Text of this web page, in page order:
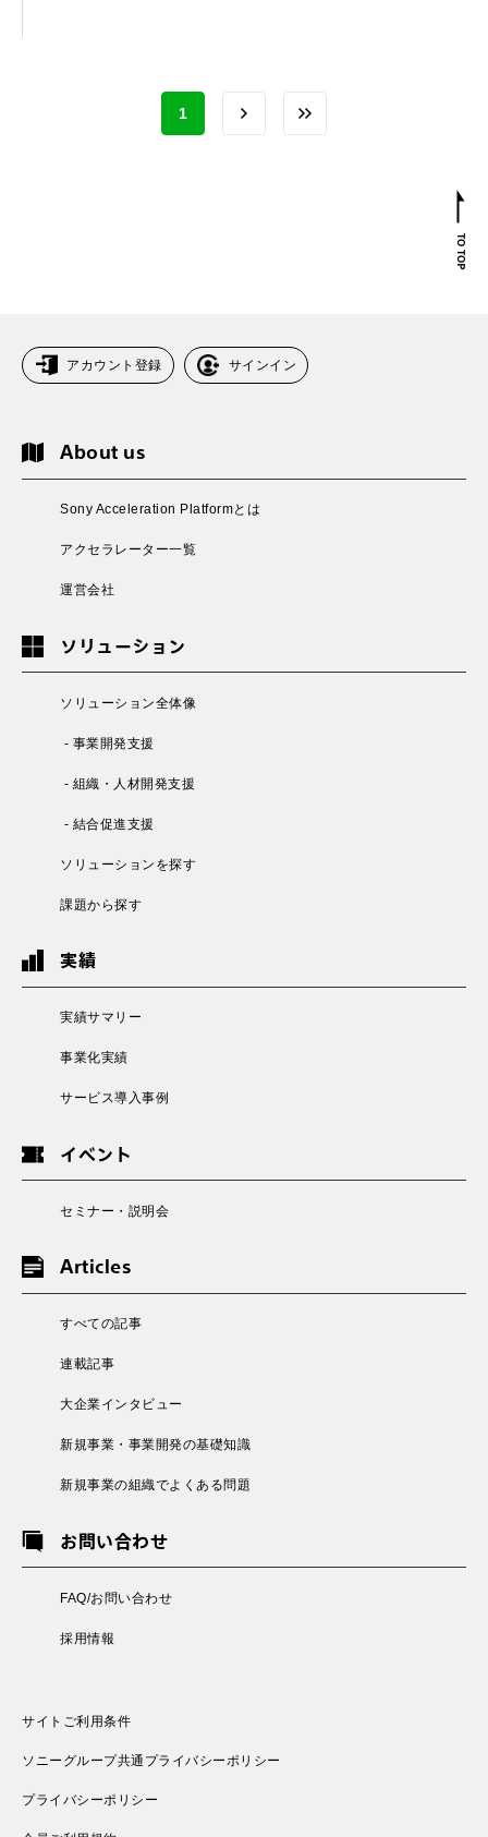
1
アカウント登録 サインイン
About us
Sony Acceleration Platformとは
アクセラレーター一覧
運営会社
ソリューション
ソリューション全体像
- 事業開発支援
- 組織・人材開発支援
- 結合促進支援
ソリューションを探す
課題から探す
実績
実績サマリー
事業化実績
サービス導入事例
イベント
セミナー・説明会
Articles
すべての記事
連載記事
大企業インタビュー
新規事業・事業開発の基礎知識
新規事業の組織でよくある問題
お問い合わせ
FAQ/お問い合わせ
採用情報
サイトご利用条件
ソニーグループ共通プライバシーポリシー
プライバシーポリシー